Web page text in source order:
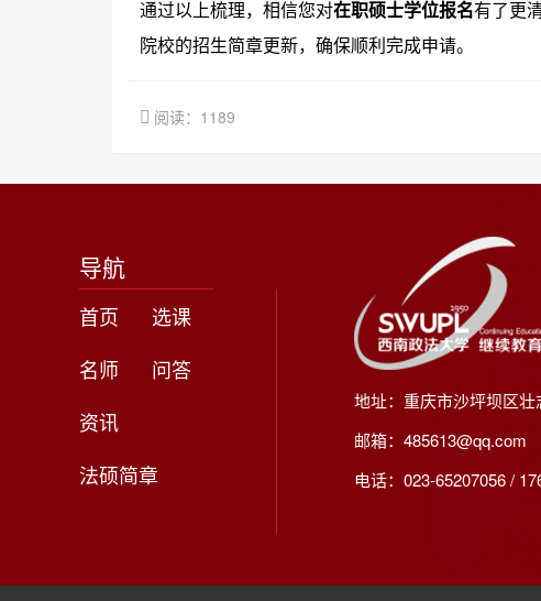
通过以上梳理，相信您对在职硕士学位报名有了更
院校的招生简章更新，确保顺利完成申请。
阅读：1189
导航
首页
选课
名师
问答
资讯
法硕简章
地址：重庆市沙坪坝区
邮箱：485613@qq.com
电话：023-65207056 /